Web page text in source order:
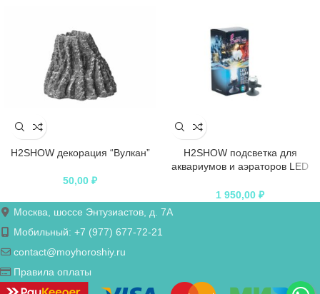
H2SHOW декорация “Вулкан”
50,00 ₽
H2SHOW подсветка для
аквариумов и аэраторов LED
1 950,00 ₽
Москва, шоссе Энтузиастов, д. 7А
Мобильный: +7 (977) 677-72-21
contact@moyhoroshiy.ru
Правила оплаты